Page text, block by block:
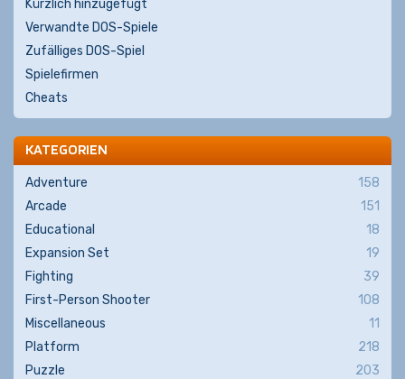
Kürzlich hinzugefügt
Verwandte DOS-Spiele
Zufälliges DOS-Spiel
Spielefirmen
Cheats
KATEGORIEN
Adventure
158
Arcade
151
Educational
18
Expansion Set
19
Fighting
39
First-Person Shooter
108
Miscellaneous
11
Platform
218
Puzzle
203